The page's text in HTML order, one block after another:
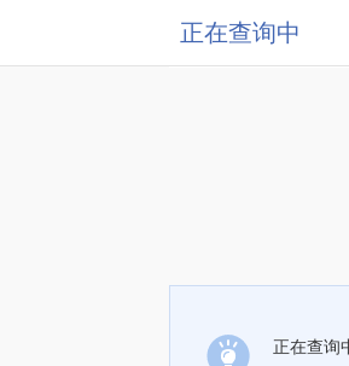
正在查询中
正在查询